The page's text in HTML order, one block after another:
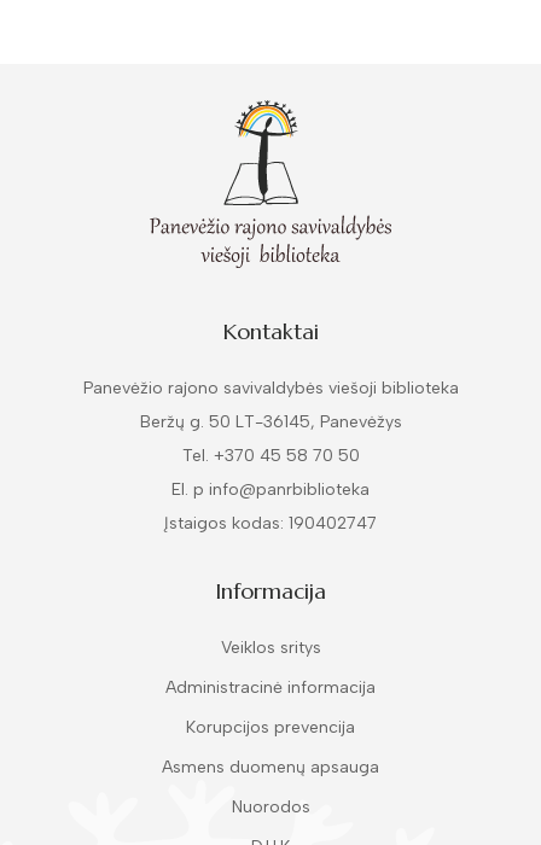
Kontaktai
Panevėžio rajono savivaldybės viešoji biblioteka
Beržų g. 50 LT-36145, Panevėžys
Tel. +370 45 58 70 50
El. p info@panrbiblioteka
Įstaigos kodas: 190402747
Informacija
Veiklos sritys
Administracinė informacija
Korupcijos prevencija
Asmens duomenų apsauga
Nuorodos